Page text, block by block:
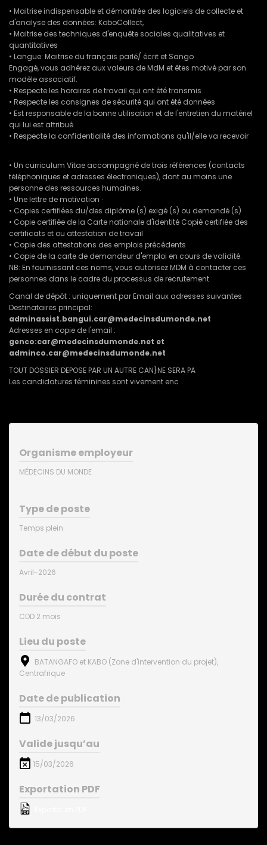
• Maitrise indispensable et démontrée des logiciels de collecte et
d'analyse des données: KoboCollect,
• Maitrise des techniques d'enquête sociales qualitatives et
quantitatives
• Langue: Maitrise du français parlé/ écrit et Sango
Engagé, vous adhérez aux valeurs de MdM et êtes motivé par son
modèle associatif.
• Respecte les horaires de travail qui ont été transmis
• Respecte les consignes de sécurité qui ont été données
• Est responsable de la bonne utilisation et de l'entretien du matériel
qui lui est attribué
• Respecte la confidentialité des informations qu'il/elle va recevoir
• Un curriculum Vitae accompagné de trois références (contacts
téléphoniques et adresses électroniques), dont au moins une
personne des ressources humaines.
• Une lettre de motivation ·
• Copies certifiées du/des diplôme (s) exigé (s) ou demandé (s)
• Copie certifiée de la Carte nationale d'identité Copié certifiée des
certificats et ou attestation de travail
• Copie des attestations des emplois précédents
• Copie de la carte de demandeur d'emploi en cours de validité.
NB: En fournissant ces noms, vous autorisez MDM à contacter ces
personnes dans le cadre du processus de recrutement
Canal de dépôt : uniquement par Email aux adresses suivantes
Destinataires principal:
adminassist.bangui.car@medecinsdumonde.net
Adresses en copie de l'email :
genco:car@medecinsdumonde.net et
adminco.car@medecinsdumonde.net
TOUT DOSSIER DEPOSE PAR UN AUTRE CAN}NE SERA PA
Les candidatures féminines sont vivement enc
Organisme employeur
MÉDECINS DU MONDE
Type de poste
Temps plein
Date de début du poste
Avril-2026
Durée du contrat
CDD 2 mois
Lieu du poste
BATANGAFO et KABO (Zone d'intervention du projet),
Centrafrique
Date de publication
13/03/2026
Valide jusqu’au
15/03/2026
Exportation PDF